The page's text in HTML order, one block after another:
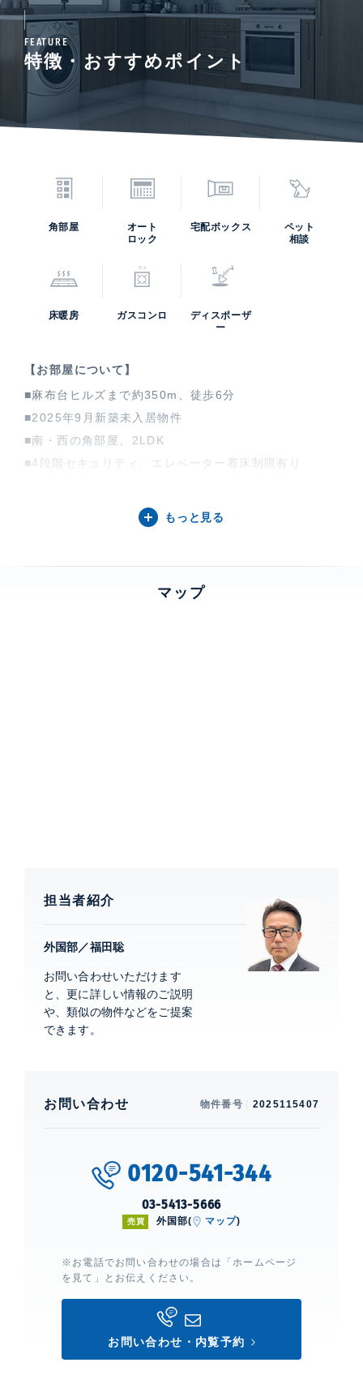
FEATURE
特徴・おすすめポイント
角部屋
オート
ロック
宅配ボックス
ペット
相談
床暖房 ガスコンロ
ディスポーザ
ー
【お部屋について】
■麻布台ヒルズまで約350m、徒歩6分
■2025年9月新築未入居物件
■南・西の角部屋、2LDK
■4段階セキュリティ。エレベーター着床制限有り
■麻布台ヒルズ・麻布十番駅、徒歩約6分
■各種プレミアムオプション採用35項目+α 一例
全室：ピクチャーレール取付・床450角タイル変更・防
全室エアコン、 室内洗濯機置場、 浴室乾燥機、 24時
間換気システム、 オートバス、 追焚、 洗浄便座、 バ
ストイレ別、 洗面所独立、 シャンプードレッサー、 ク
ローゼット、 シューズインクローゼット、 ピクチャー
レール、 都市ガス、 ガスコンロ、 グリル付き、 コン
ロ3口、 オーブンレンジ、 ディスポーザー、 食洗機、
利用、 3沿線利用
もっと見る
マップ
担当者紹介
外国部／福田聡
お問い合わせいただけます
と、更に詳しい情報のご説明
や、類似の物件などをご提案
できます。
お問い合わせ 物件番号 2025115407
0120-541-344
03-5413-5666
売買 外国部( マップ)
※お電話でお問い合わせの場合は「ホームページ
を見て」とお伝えください。
お問い合わせ・内覧予約